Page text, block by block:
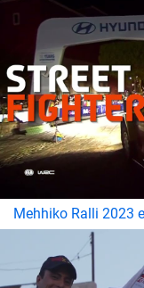
Mehhiko Ralli 2023